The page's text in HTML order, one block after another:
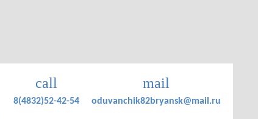
call
8(4832)52-42-54
mail
oduvanchik82bryansk@mail.ru